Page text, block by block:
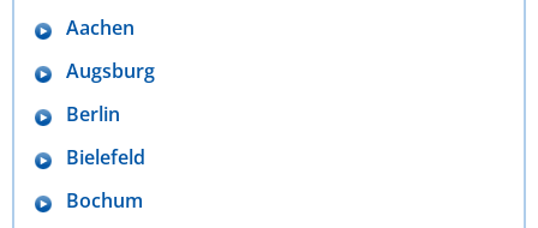
Aachen
Augsburg
Berlin
Bielefeld
Bochum